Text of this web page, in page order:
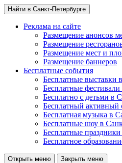
Найти в Санкт-Петербурге
Реклама на сайте
Размещение анонсов
Размещение
Размещение мест и
Размещение баннеров
Бесплатные события
Бесплатные выставки
Бесплатные
Бесплатно с детьми в
Бесплатный активный
Бесплатная музыка в
Бесплатные шоу в
Бесплатные
Бесплатное
Открыть меню Закрыть меню